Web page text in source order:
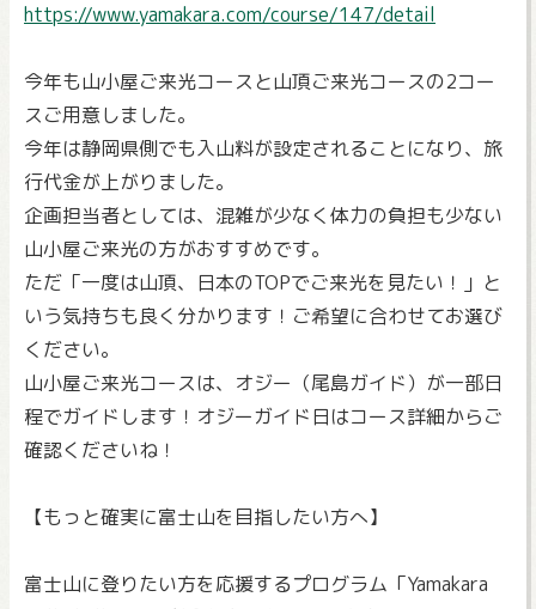
https://www.yamakara.com/course/147/detail
今年も山小屋ご来光コースと山頂ご来光コースの2コー
スご用意しました。
今年は静岡県側でも入山料が設定されることになり、旅
行代金が上がりました。
企画担当者としては、混雑が少なく体力の負担も少ない
山小屋ご来光の方がおすすめです。
ただ「一度は山頂、日本のTOPでご来光を見たい！」と
いう気持ちも良く分かります！ご希望に合わせてお選び
ください。
山小屋ご来光コースは、オジー（尾島ガイド）が一部日
程でガイドします！オジーガイド日はコース詳細からご
確認くださいね！
【もっと確実に富士山を目指したい方へ】
富士山に登りたい方を応援するプログラム「Yamakara